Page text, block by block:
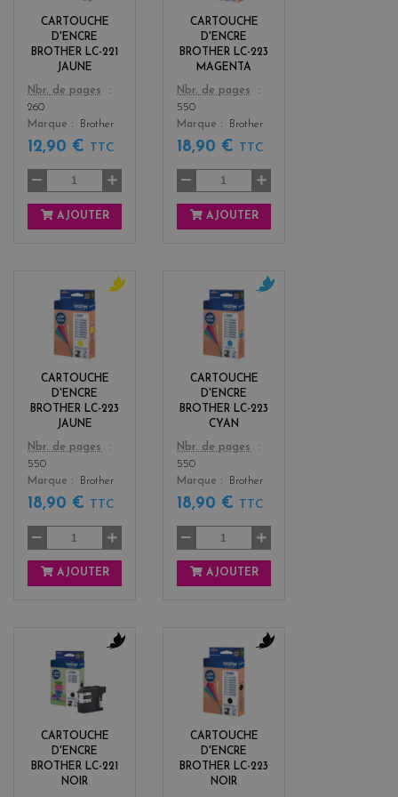
CARTOUCHE
D'ENCRE
BROTHER LC-221
JAUNE
Color
o
Nbr. de pages
260
Marque
Brother
12,90 € TTC
AJOUTER
CARTOUCHE
D'ENCRE
BROTHER LC-223
MAGENTA
Color
n
a
Nbr. de pages
550
Marque
Brother
18,90 € TTC
AJOUTER
CARTOUCHE
D'ENCRE
BROTHER LC-223
JAUNE
Color
o
Nbr. de pages
550
Marque
Brother
18,90 € TTC
AJOUTER
CARTOUCHE
D'ENCRE
BROTHER LC-223
CYAN
Color
Nbr. de pages
550
Marque
Brother
18,90 € TTC
AJOUTER
CARTOUCHE
D'ENCRE
BROTHER LC-221
NOIR
k
CARTOUCHE
D'ENCRE
BROTHER LC-223
NOIR
k